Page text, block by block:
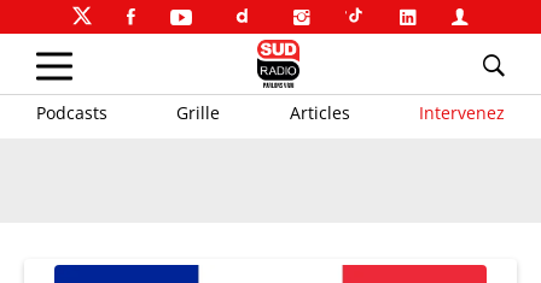
Podcasts Grille Articles Intervenez